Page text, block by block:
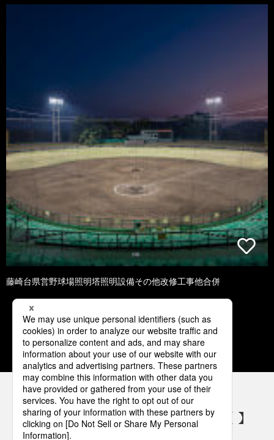
藤崎台県営野球場照明塔照明設備その他改修工事他合併
1 2 3 4 5
パナソニックの電気設備 SNSアカウント